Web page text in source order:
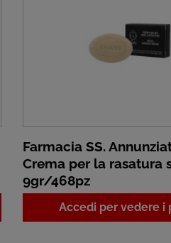
Farmacia SS.
Crema per la rasatura
9gr/468pz
Accedi per vedere i